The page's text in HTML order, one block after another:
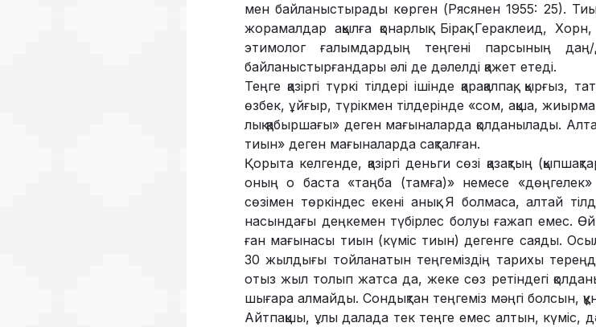
мен байланыстырады көрген (Рясянен 1955: 25).
жорамалдар ақылға қонар­лық. Бірақ Гераклеид,
этимолог ғалымдардың теңгені парсының даң/
байланыстырғандары әлі де дәлелді қажет етеді.
Теңге қазіргі түркі тілдері ішінде қарақалпақ,
өзбек, ұйғыр, түрік­мен тілдерінде «сом, ақша,
лық қабыршағы» деген мағыналарда қол­да­нылады.
тиын» деген мағыналарда сақталған.
Қорыта келгенде, қазіргі деньги сөзі қазақтың
оның о баста «таңба (тамға)» немесе
сөзімен төркіндес екені анық.­ Я болмаса, алтай
насындағы деңкемен түбір­лес болуы ғажап емес.
ған мағынасы тиын (күміс тиын) дегенге саяды.
30 жыл­дығы тойланатын теңге­міздің тарихы
отыз жыл толып жатса да, жеке сөз ретіндегі
шығара ал­майды. Сондықтан теңгеміз мәң­гі болсын,
Айтпақшы, ұлы далада тек теңге емес алтын, күміс,